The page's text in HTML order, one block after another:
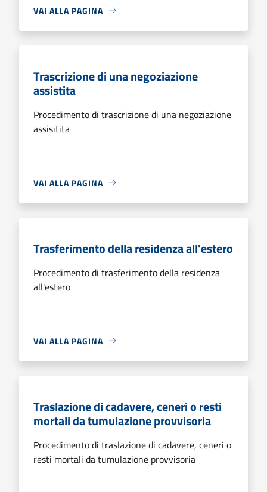
VAI ALLA PAGINA
Trascrizione di una negoziazione
assistita
Procedimento di trascrizione di una negoziazione
assisitita
VAI ALLA PAGINA
Trasferimento della residenza all'estero
Procedimento di trasferimento della residenza
all'estero
VAI ALLA PAGINA
Traslazione di cadavere, ceneri o resti
mortali da tumulazione provvisoria
Procedimento di traslazione di cadavere, ceneri o
resti mortali da tumulazione provvisoria